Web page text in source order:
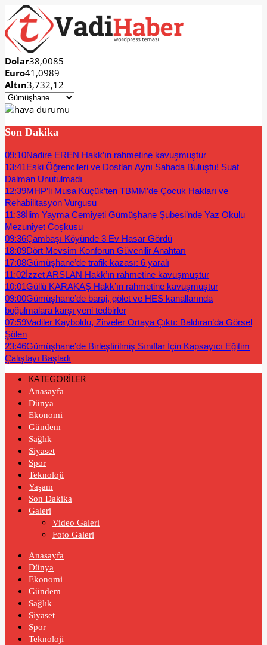
Dolar38,0085
Euro41,0989
Altın3,732,12
Son Dakika
09:10Nadire EREN Hakk’ın rahmetine kavuşmuştur
13:41Eski Öğrencileri ve Dostları Aynı Sahada Buluştu! Suat
Dalman Unutulmadı
12:39MHP’li Musa Küçük’ten TBMM’de Çocuk Hakları ve
Rehabilitasyon Vurgusu
11:38İlim Yayma Cemiyeti Gümüşhane Şubesi’nde Yaz Okulu
Mezuniyet Coşkusu
09:36Çambaşı Köyünde 3 Ev Hasar Gördü
18:09Dört Mevsim Konforun Güvenilir Anahtarı
17:08Gümüşhane’de trafik kazası: 6 yaralı
11:02İzzet ARSLAN Hakk’ın rahmetine kavuşmuştur
10:01Güllü KARAKAŞ Hakk’ın rahmetine kavuşmuştur
09:00Gümüşhane’de baraj, gölet ve HES kanallarında
boğulmalara karşı yeni tedbirler
07:59Vadiler Kayboldu, Zirveler Ortaya Çıktı: Baldıran’da Görsel
Şölen
23:46Gümüşhane’de Birleştirilmiş Sınıflar İçin Kapsayıcı Eğitim
Çalıştayı Başladı
KATEGORİLER
Anasayfa
Dünya
Ekonomi
Gündem
Sağlık
Siyaset
Spor
Teknoloji
Yaşam
Son Dakika
Galeri
Video Galeri
Foto Galeri
Anasayfa
Dünya
Ekonomi
Gündem
Sağlık
Siyaset
Spor
Teknoloji